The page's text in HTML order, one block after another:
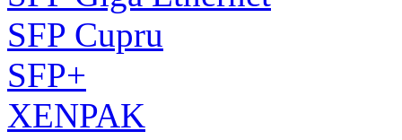
SFP Cupru
SFP+
XENPAK